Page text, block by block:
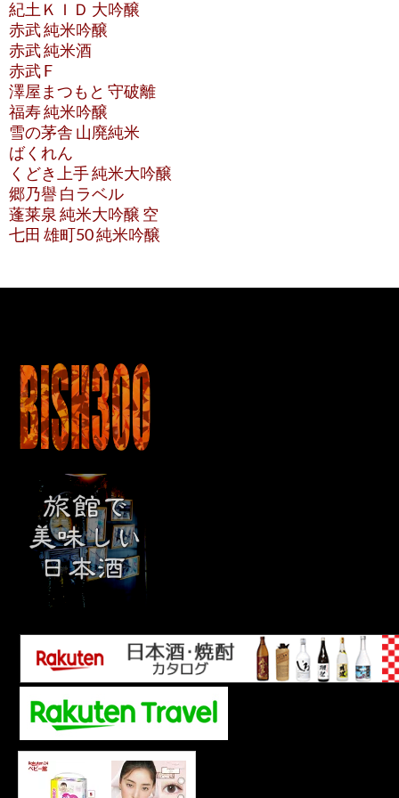
紀土ＫＩＤ 大吟醸
赤武 純米吟醸
赤武 純米酒
赤武 F
澤屋まつもと 守破離
福寿 純米吟醸
雪の茅舎 山廃純米
ばくれん
くどき上手 純米大吟醸
郷乃譽 白ラベル
蓬莱泉 純米大吟醸 空
七田 雄町50 純米吟醸